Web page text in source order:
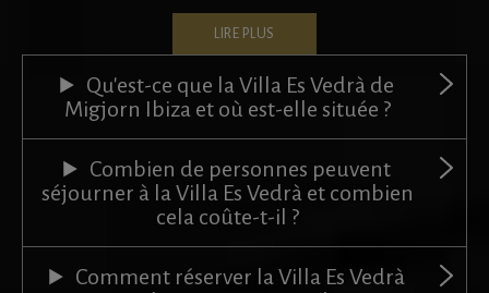
LIRE PLUS
Qu'est-ce que la Villa Es Vedrà de
Migjorn Ibiza et où est-elle située ?
Combien de personnes peuvent
séjourner à la Villa Es Vedrà et combien
cela coûte-t-il ?
Comment réserver la Villa Es Vedrà